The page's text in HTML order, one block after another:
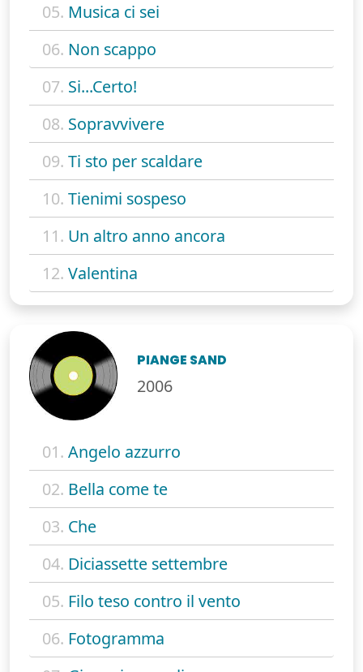
05. Musica ci sei
06. Non scappo
07. Si...Certo!
08. Sopravvivere
09. Ti sto per scaldare
10. Tienimi sospeso
11. Un altro anno ancora
12. Valentina
PIANGE SAND
2006
01. Angelo azzurro
02. Bella come te
03. Che
04. Diciassette settembre
05. Filo teso contro il vento
06. Fotogramma